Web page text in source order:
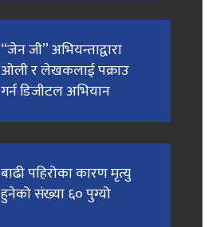
“जेन जी” अभियन्ताद्वारा
ओली र लेखकलाई पक्राउ
गर्न डिजीटल अभियान
बाढी पहिरोका कारण मृत्यु
हुनेको संख्या ६० पुग्यो